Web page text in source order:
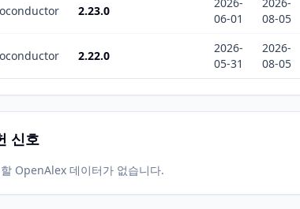
2.23.0
06-01
08-05
2.22.0
2026-
05-31
2026-
08-05
신호
OpenAlex 데이터가 없습니다.